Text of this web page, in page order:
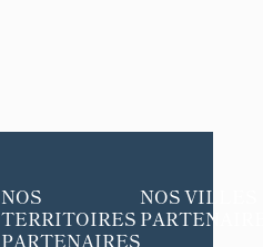
NOS
TERRITOIRES
PARTENAIRES
NOS VILLES